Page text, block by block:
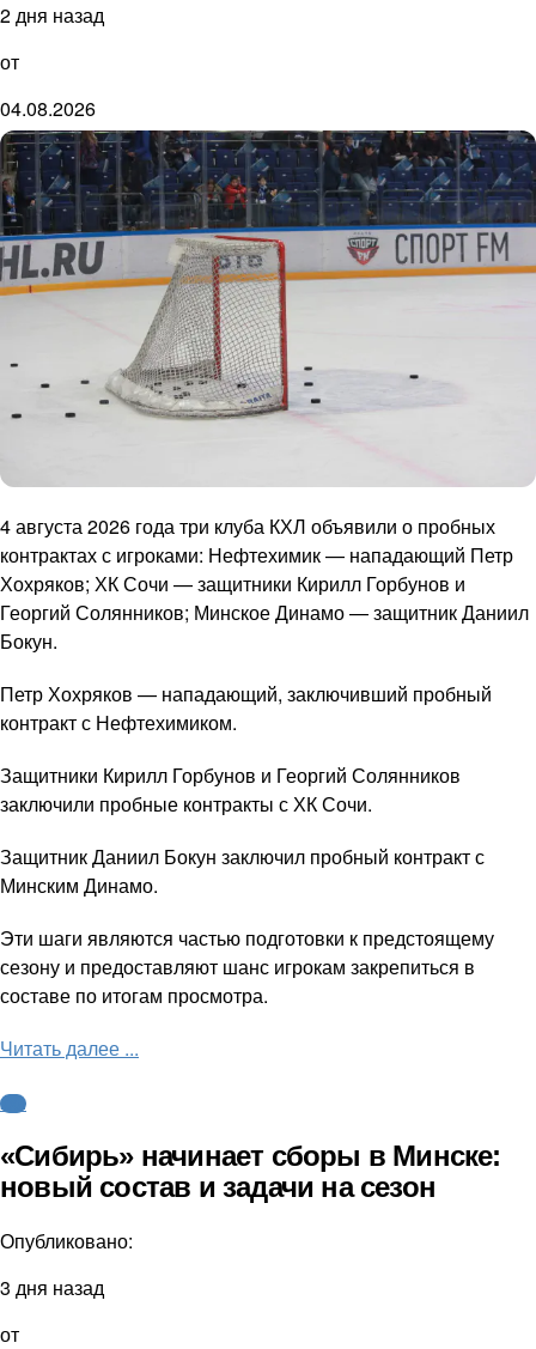
2 дня назад
от
04.08.2026
4 августа 2026 года три клуба КХЛ объявили о пробных
контрактах с игроками: Нефтехимик — нападающий Петр
Хохряков; ХК Сочи — защитники Кирилл Горбунов и
Георгий Солянников; Минское Динамо — защитник Даниил
Бокун.
Петр Хохряков — нападающий, заключивший пробный
контракт с Нефтехимиком.
Защитники Кирилл Горбунов и Георгий Солянников
заключили пробные контракты с ХК Сочи.
Защитник Даниил Бокун заключил пробный контракт с
Минским Динамо.
Эти шаги являются частью подготовки к предстоящему
сезону и предоставляют шанс игрокам закрепиться в
составе по итогам просмотра.
Читать далее ...
КХЛ
«Сибирь» начинает сборы в Минске:
новый состав и задачи на сезон
Опубликовано:
3 дня назад
от